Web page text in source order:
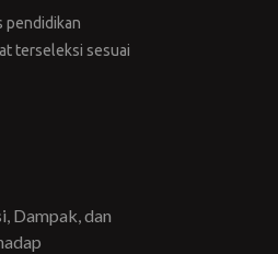
pendidikan
terseleksi sesuai
Dampak, dan